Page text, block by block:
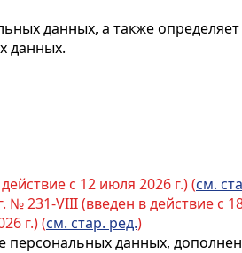
данных, а также
данных.
с 12 июля 2026 г.) (см.
№ 231-VIII (введен в действие с
г.) (см. стар. ред.)
персональных данных,